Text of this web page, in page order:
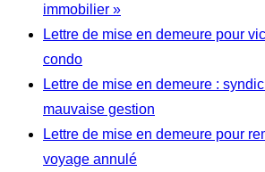
immobilier »
Lettre de mise en demeure pour
condo
Lettre de mise en demeure :
mauvaise gestion
Lettre de mise en demeure pour
voyage annulé